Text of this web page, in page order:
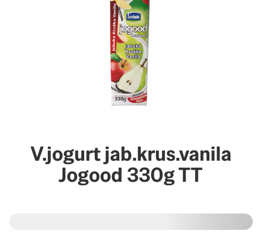
V.jogurt jab.krus.vanila
Jogood 330g TT